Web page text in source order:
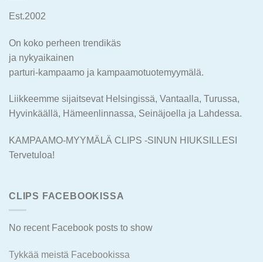
Est.2002
On koko perheen trendikäs
ja nykyaikainen
parturi-kampaamo ja kampaamotuotemyymälä.
Liikkeemme sijaitsevat Helsingissä, Vantaalla, Turussa,
Hyvinkäällä, Hämeenlinnassa, Seinäjoella ja Lahdessa.
KAMPAAMO-MYYMÄLÄ CLIPS -SINUN HIUKSILLESI
Tervetuloa!
CLIPS FACEBOOKISSA
No recent Facebook posts to show
Tykkää meistä Facebookissa